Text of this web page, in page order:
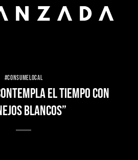
#CONSUMELOCAL
EL TIEMPO CON
BLANCOS”